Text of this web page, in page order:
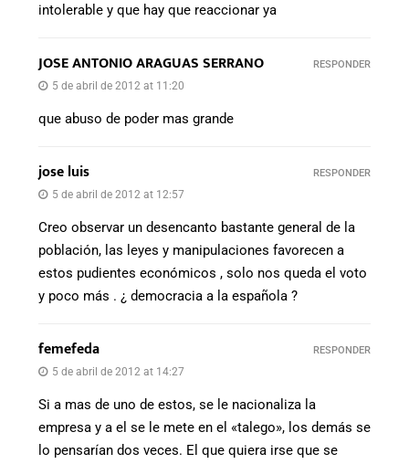
intolerable y que hay que reaccionar ya
JOSE ANTONIO ARAGUAS SERRANO
5 de abril de 2012 at 11:20
que abuso de poder mas grande
RESPONDER
jose luis
5 de abril de 2012 at 12:57
Creo observar un desencanto bastante general de la
población, las leyes y manipulaciones favorecen a
estos pudientes económicos , solo nos queda el voto
y poco más . ¿ democracia a la española ?
RESPONDER
femefeda
5 de abril de 2012 at 14:27
Si a mas de uno de estos, se le nacionaliza la
empresa y a el se le mete en el «talego», los demás se
lo pensarían dos veces. El que quiera irse que se
RESPONDER